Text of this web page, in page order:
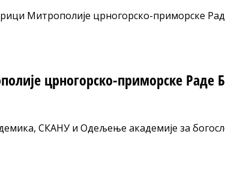
Митрополије црногорско-приморске
црногорско-приморске Раде
СКАНУ и Одељење академије за